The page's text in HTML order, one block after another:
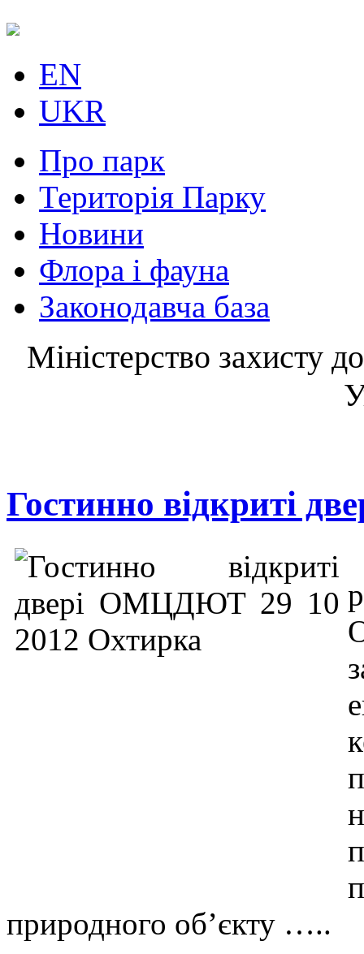
EN
UKR
Про парк
Територія Парку
Новини
Флора і фауна
Законодавча база
Міністерство захисту
Гостинно відкриті
природного об’єкту …..